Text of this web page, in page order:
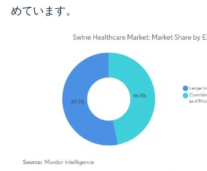
めています。